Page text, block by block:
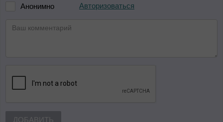
Анонимно Авторизоваться
ДОБАВИТЬ